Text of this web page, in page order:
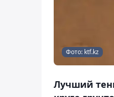
Фото: ktf.kz
Лучший